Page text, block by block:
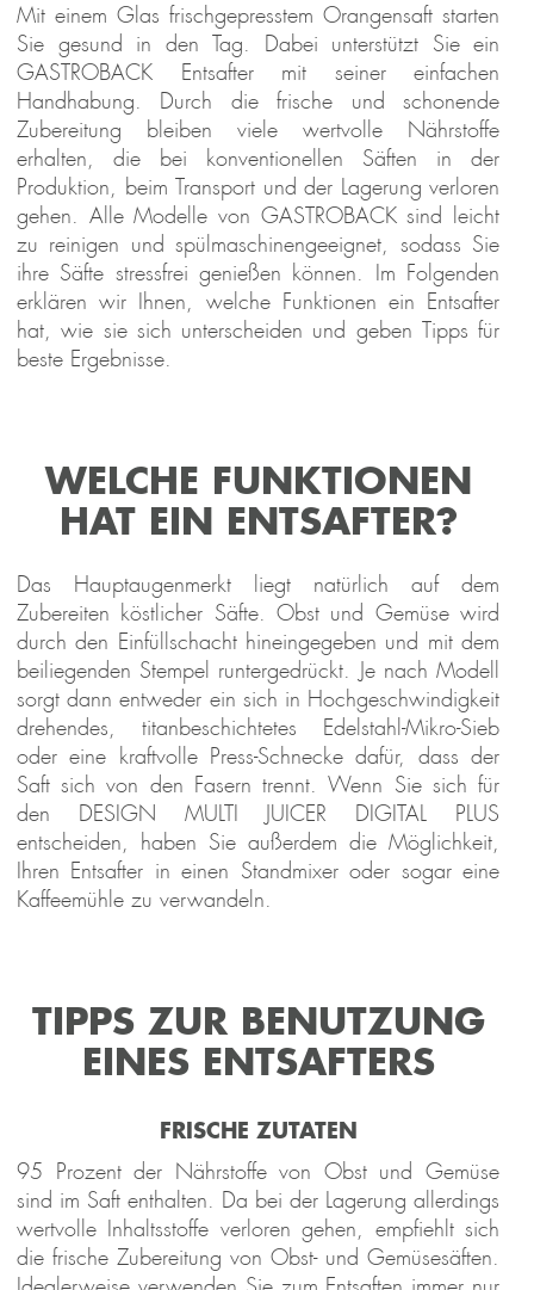
Mit einem Glas frischgepresstem Orangensaft starten
Sie gesund in den Tag. Dabei unterstützt Sie ein
GASTROBACK Entsafter mit seiner einfachen
Handhabung. Durch die frische und schonende
Zubereitung bleiben viele wertvolle Nährstoffe
erhalten, die bei konventionellen Säften in der
Produktion, beim Transport und der Lagerung verloren
gehen. Alle Modelle von GASTROBACK sind leicht
zu reinigen und spülmaschinengeeignet, sodass Sie
ihre Säfte stressfrei genießen können. Im Folgenden
erklären wir Ihnen, welche Funktionen ein Entsafter
hat, wie sie sich unterscheiden und geben Tipps für
beste Ergebnisse.
WELCHE FUNKTIONEN
HAT EIN ENTSAFTER?
Das Hauptaugenmerkt liegt natürlich auf dem
Zubereiten köstlicher Säfte. Obst und Gemüse wird
durch den Einfüllschacht hineingegeben und mit dem
beiliegenden Stempel runtergedrückt. Je nach Modell
sorgt dann entweder ein sich in Hochgeschwindigkeit
drehendes, titanbeschichtetes Edelstahl-Mikro-Sieb
oder eine kraftvolle Press-Schnecke dafür, dass der
Saft sich von den Fasern trennt. Wenn Sie sich für
den DESIGN MULTI JUICER DIGITAL PLUS
entscheiden, haben Sie außerdem die Möglichkeit,
Ihren Entsafter in einen Standmixer oder sogar eine
Kaffeemühle zu verwandeln.
TIPPS ZUR BENUTZUNG
EINES ENTSAFTERS
FRISCHE ZUTATEN
95 Prozent der Nährstoffe von Obst und Gemüse
sind im Saft enthalten. Da bei der Lagerung allerdings
wertvolle Inhaltsstoffe verloren gehen, empfiehlt sich
die frische Zubereitung von Obst- und Gemüsesäften.